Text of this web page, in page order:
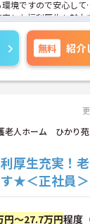
境ですので安心して
した福利厚生も魅力
ポイントなど、さら
お気軽にご相談くだ
無料 紹介
老人ホーム ひかり苑
厚生充実！
★＜正社員＞
円～27.7万円程度